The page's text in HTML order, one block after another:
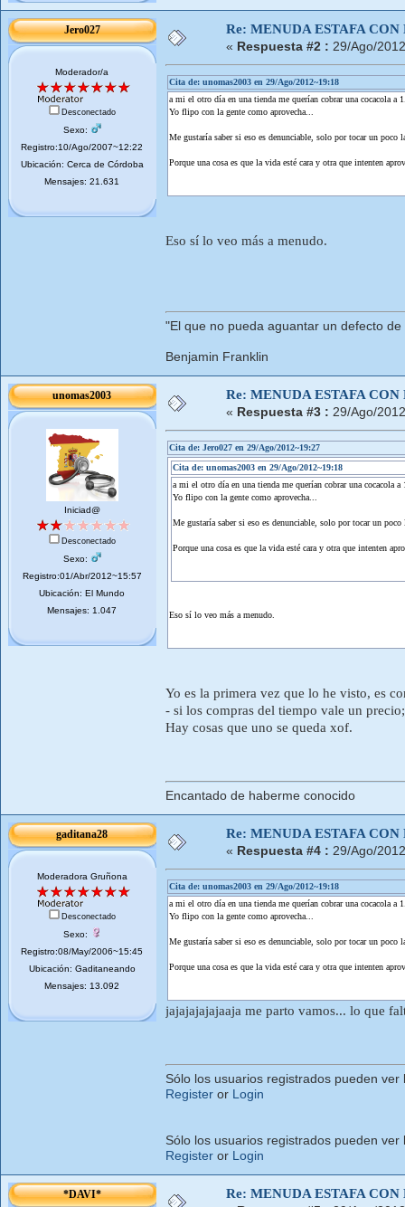
Jero027
Moderador/a
Desconectado
Sexo:
Registro:10/Ago/2007~12:22
Ubicación: Cerca de Córdoba
Mensajes: 21.631
Re: MENUDA ESTAFA CON
« Respuesta #2 : 29/Ago/
Cita de: unomas2003 en 29/Ago/2012~19:18
a mi el otro día en una tienda me querían cobrar una cocacola
Yo flipo con la gente como aprovecha...
Me gustaría saber si eso es denunciable, solo por tocar un poco
Porque una cosa es que la vida esté cara y otra que intenten
Eso sí lo veo más a menudo.
"El que no pueda aguantar un defecto
Benjamin Franklin
unomas2003
Iniciad@
Desconectado
Sexo:
Registro:01/Abr/2012~15:57
Ubicación: El Mundo
Mensajes: 1.047
Re: MENUDA ESTAFA CON
« Respuesta #3 : 29/Ago/
Cita de: Jero027 en 29/Ago/2012~19:27
Cita de: unomas2003 en 29/Ago/2012~19:18
a mi el otro día en una tienda me querían cobrar una cocacola
Yo flipo con la gente como aprovecha...
Me gustaría saber si eso es denunciable, solo por tocar un
Porque una cosa es que la vida esté cara y otra que intenten
Eso sí lo veo más a menudo.
Yo es la primera vez que lo he visto, es
- si los compras del tiempo vale un
Hay cosas que uno se queda xof.
Encantado de haberme conocido
gaditana28
Moderadora Gruñona
Desconectado
Sexo:
Registro:08/May/2006~15:45
Ubicación: Gaditaneando
Mensajes: 13.092
Re: MENUDA ESTAFA CON
« Respuesta #4 : 29/Ago/
Cita de: unomas2003 en 29/Ago/2012~19:18
a mi el otro día en una tienda me querían cobrar una cocacola
Yo flipo con la gente como aprovecha...
Me gustaría saber si eso es denunciable, solo por tocar un poco
Porque una cosa es que la vida esté cara y otra que intenten
jajajajajajaaja me parto vamos... lo que
Sólo los usuarios registrados pueden ver
Register or Login
Sólo los usuarios registrados pueden ver
Register or Login
*DAVI* Re: MENUDA ESTAFA CON